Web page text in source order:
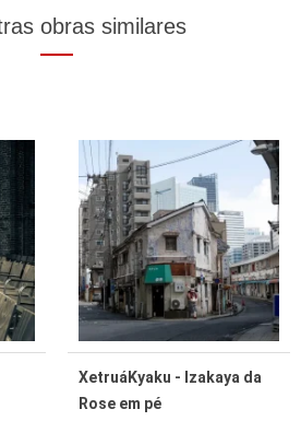
obras similares
XetruáKyaku - Izakaya da
Rose em pé